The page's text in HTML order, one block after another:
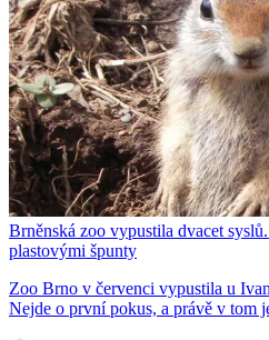
Brněnská zoo vypustila dvacet
plastovými špunty
Zoo Brno v červenci vypustila u
Nejde o první pokus, a právě v tom